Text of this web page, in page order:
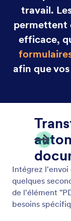
Envoyer
Déclenchez
quelle étape
vous que le
personnes
Obtenir